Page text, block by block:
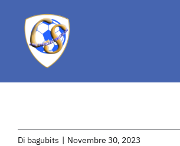
contenuto
Chi siamo
Di bagubits | Novembre 30, 2023